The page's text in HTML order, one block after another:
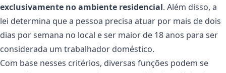
exclusivamente no ambiente residencial. Além disso, a
lei determina que a pessoa precisa atuar por mais de dois
dias por semana no local e ser maior de 18 anos para ser
considerada um trabalhador doméstico.
Com base nesses critérios, diversas funções podem se